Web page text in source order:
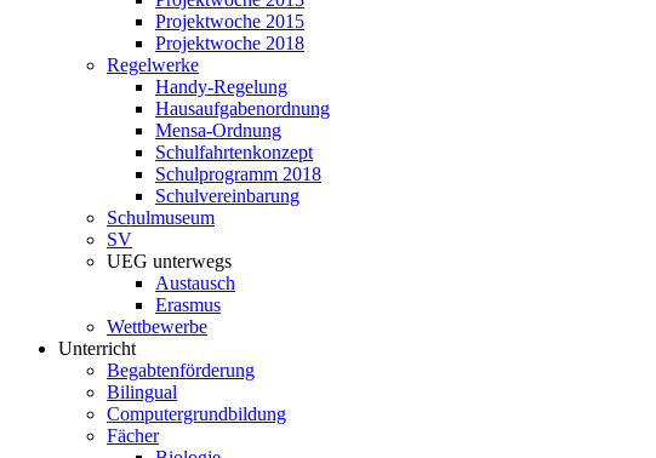
Projektwoche 2015
Projektwoche 2018
Regelwerke
Handy-Regelung
Hausaufgabenordnung
Mensa-Ordnung
Schulfahrtenkonzept
Schulprogramm 2018
Schulvereinbarung
Schulmuseum
SV
UEG unterwegs
Austausch
Erasmus
Wettbewerbe
Unterricht
Begabtenförderung
Bilingual
Computergrundbildung
Fächer